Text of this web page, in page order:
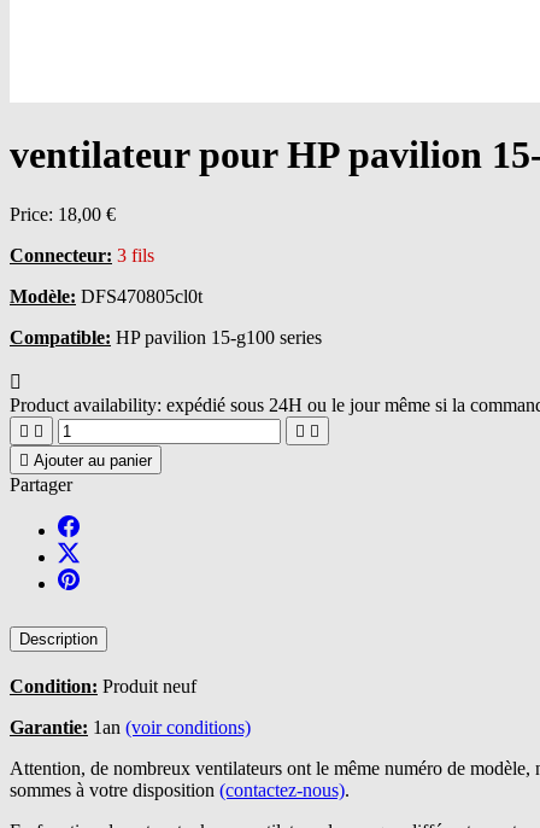
ventilateur pour HP pavilion
Price: 18,00 €
Connecteur: 3 fils
Modèle: DFS470805cl0t
Compatible: HP pavilion 15-g100 series

Product availability: expédié sous 24H ou le jour même si la
   
 Ajouter au panier
Partager
Description
Condition: Produit neuf
Garantie: 1an (voir conditions)
Attention, de nombreux ventilateurs ont le même numéro de
sommes à votre disposition (contactez-nous).